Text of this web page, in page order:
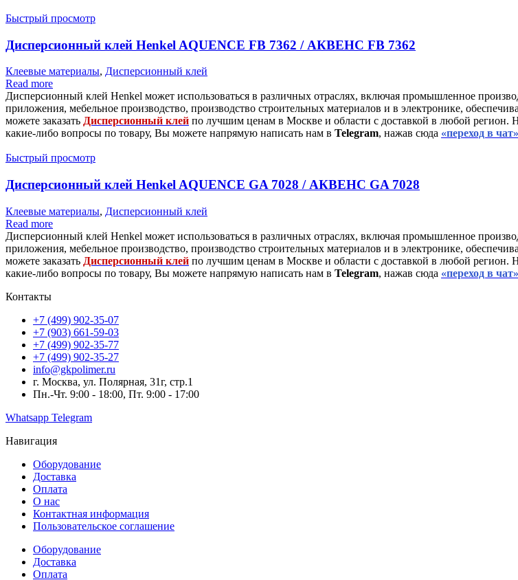
Быстрый просмотр
Дисперсионный клей Henkel AQUENCE FB 7362 / АКВЕНС FB 7362
Клеевые материалы, Дисперсионный клей
Read more
Дисперсионный клей Henkel может использоваться в различных отраслях, включая промышленное
приложения, мебельное производство, производство строительных материалов и в электронике,
можете заказать Дисперсионный клей по лучшим ценам в Москве и области с доставкой в любой
какие-либо вопросы по товару, Вы можете напрямую написать нам в Telegram, нажав сюда «переход в чат»
Быстрый просмотр
Дисперсионный клей Henkel AQUENCE GA 7028 / АКВЕНС GA 7028
Клеевые материалы, Дисперсионный клей
Read more
Дисперсионный клей Henkel может использоваться в различных отраслях, включая промышленное
приложения, мебельное производство, производство строительных материалов и в электронике,
можете заказать Дисперсионный клей по лучшим ценам в Москве и области с доставкой в любой
какие-либо вопросы по товару, Вы можете напрямую написать нам в Telegram, нажав сюда «переход в чат»
Контакты
+7 (499) 902-35-07
+7 (903) 661-59-03
+7 (499) 902-35-77
+7 (499) 902-35-27
info@gkpolimer.ru
г. Москва, ул. Полярная, 31г, стр.1
Пн.-Чт. 9:00 - 18:00, Пт. 9:00 - 17:00
Whatsapp Telegram
Навигация
Оборудование
Доставка
Оплата
О нас
Контактная информация
Пользовательское соглашение
Оборудование
Доставка
Оплата